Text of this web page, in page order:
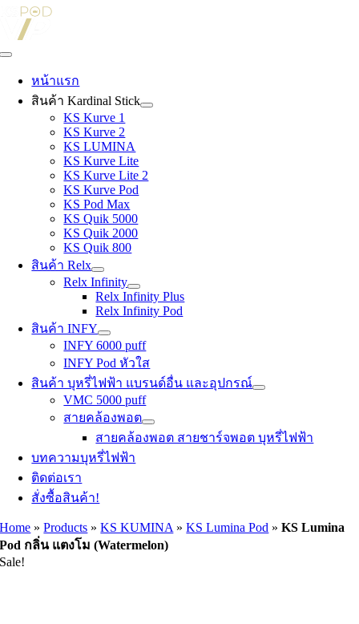
Skip
content
Toggle
Navigation
หน้าแรก
สินค้า Kardinal Stick
KS Kurve 1
KS Kurve 2
KS LUMINA
KS Kurve Lite
KS Kurve Lite 2
KS Kurve Pod
KS Pod Max
KS Quik 5000
KS Quik 2000
KS Quik 800
สินค้า Relx
Relx Infinity
Relx Infinity Plus
Relx Infinity Pod
สินค้า INFY
INFY 6000 puff
INFY Pod หัวใส
สินค้า บุหรี่ไฟฟ้า แบรนด์อื่น และอุปกรณ์
VMC 5000 puff
สายคล้องพอต
สายคล้องพอต สายชาร์จพอต บุหรี่ไฟฟ้า
บทความบุหรี่ไฟฟ้า
ติดต่อเรา
สั่งซื้อสินค้า!
Home »Products »KS KUMINA »KS Lumina Pod »KS Lumina
Pod กลิ่น แตงโม (Watermelon)
Sale!